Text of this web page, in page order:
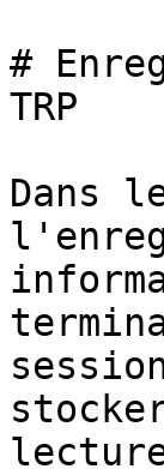
#
TRP
Dans